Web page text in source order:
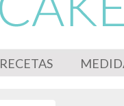
RECETAS